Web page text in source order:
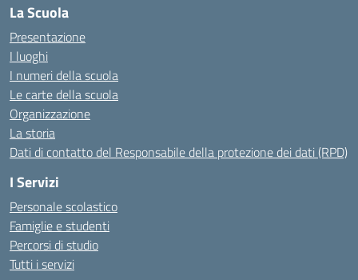
La Scuola
Presentazione
I luoghi
I numeri della scuola
Le carte della scuola
Organizzazione
La storia
Dati di contatto del Responsabile della protezione dei dati (RPD)
I Servizi
Personale scolastico
Famiglie e studenti
Percorsi di studio
Tutti i servizi